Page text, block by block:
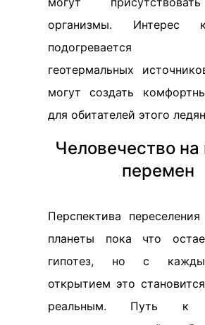
организмы. Интерес
подогревается
геотермальных
могут создать
для обитателей этого
Человечество на
перемен
Перспектива
планеты пока что
гипотез, но с
открытием это
реальным. Путь к